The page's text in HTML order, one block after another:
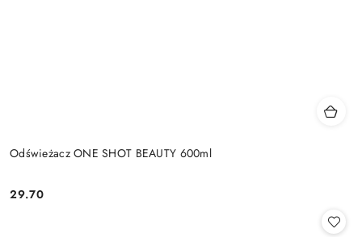
Odświeżacz ONE SHOT BEAUTY 600ml
Cena:
29.70